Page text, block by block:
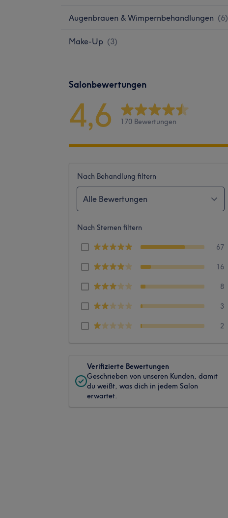
Augenbrauen & Wimpernbehandlungen (6)
Make-Up (3)
Salonbewertungen
4,6 170 Bewertungen
Nach Behandlung filtern
Alle Bewertungen
Nach Sternen filtern
67
16
8
3
2
Verifizierte Bewertungen
Geschrieben von unseren Kunden, damit
du weißt, was dich in jedem Salon
erwartet.